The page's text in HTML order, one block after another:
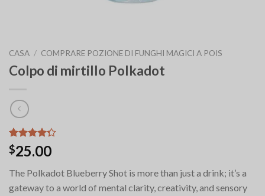
CASA / COMPRARE POZIONE DI FUNGHI MAGICI A POIS
Colpo di mirtillo Polkadot
Valutato
4.25su 5
di
8
recensioni
$25.00
The Polkadot Blueberry Shot is more than just a drink; it’s a
gateway to a world of mental clarity, creativity, and sensory